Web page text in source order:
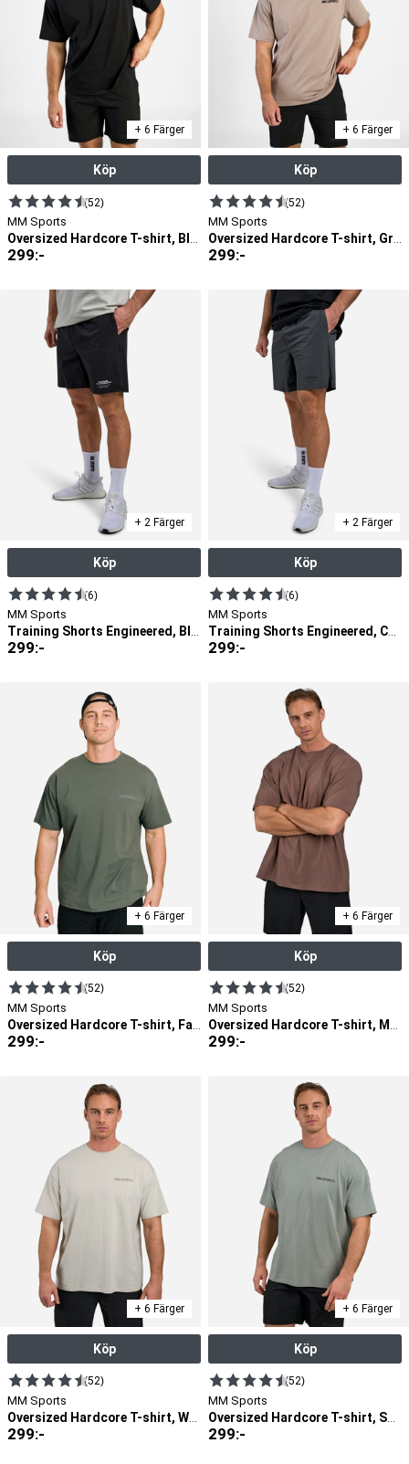
vårt produktutbud inom denna kategori här nedan.
hittar allt från t-shirt, tights, och byxor i vårt produktutbud. Du
hittar inte bara träningskläder för män, utan dessa är även alltid
av hög kvalitet. Vidare är våra träningskläder för män alltid
bekväma, så att du ska kunna maximera din träningsinsats på
bästa sätt när du är på gymmet. Vidare får du från oss alltid
kostnadseffektiva priser och snabba leveranser. Du får med
andra ord alltid en förstklassig lösning när det kommer
träningskläder för män via oss. Bekanta dig med våra
träningskläder för män här nedan.
+ 6 Färger
Köp
(52)
MM Sports
Oversized Hardcore T-shirt, Black
299:-
+ 6 Färger
Köp
(52)
MM Sports
Oversized Hardcore T-shirt, Greige
299:-
+ 2 Färger
Köp
(6)
MM Sports
Training Shorts Engineered, Black
299:-
+ 2 Färger
Köp
(6)
MM Sports
Training Shorts Engineered, Cool Grey
299:-
+ 6 Färger
Köp
(52)
MM Sports
299:-
+ 6 Färger
Köp
(52)
MM Sports
299:-
+ 6 Färger
Köp
(52)
MM Sports
299:-
+ 6 Färger
Köp
(52)
MM Sports
299:-